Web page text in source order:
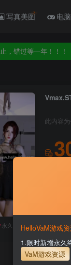
写真美图 电
，错过等一年！！！
，错过等一年！！！
此内容
永久至尊会员终生有效
HelloVaM游戏
1.限时新增永久
VaM游戏资源